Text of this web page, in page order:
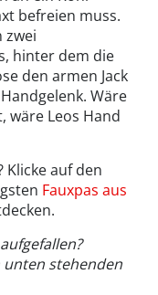
befreien muss.
zwei
hinter dem die
den armen Jack
Wäre
wäre Leos Hand
auf den
Fauxpas aus
unten stehenden